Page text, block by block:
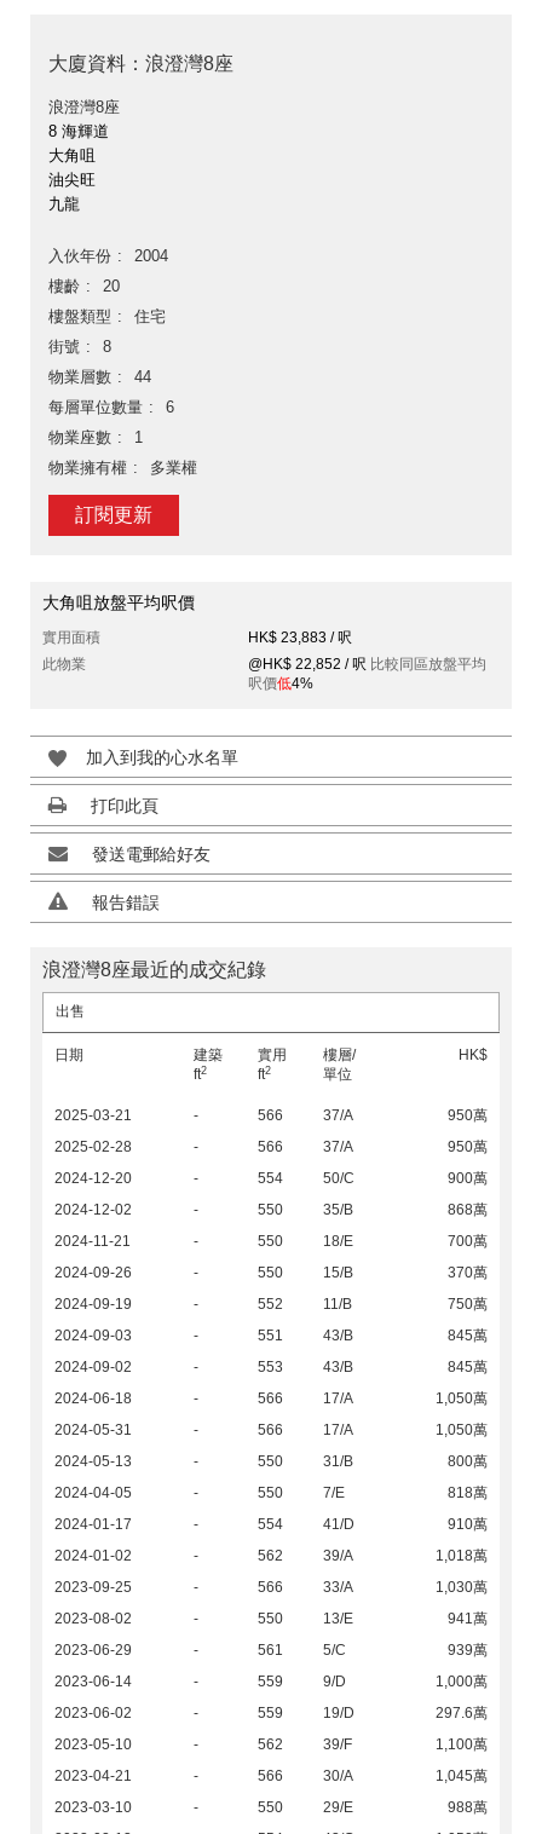
大廈資料：浪澄灣8座
浪澄灣8座
8 海輝道
大角咀
油尖旺
九龍
入伙年份
2004
樓齡
20
樓盤類型
住宅
街號
8
物業層數
44
每層單位數量
6
物業座數
1
物業擁有權
多業權
訂閱更新
大角咀放盤平均呎價
實用面積
HK$ 23,883 / 呎
此物業
@HK$ 22,852 / 呎 比較同區放盤平均
呎價低4%
加入到我的心水名單
打印此頁
發送電郵給好友
報告錯誤
浪澄灣8座最近的成交紀錄
出售
日期
建築
ft2
實用
ft2
樓層/
單位
HK$
2025-03-21 - 566 37/A
950萬
2025-02-28
- 566 37/A
950萬
2024-12-20
- 554 50/C
900萬
2024-12-02
- 550 35/B
868萬
2024-11-21
- 550 18/E
700萬
2024-09-26
- 550 15/B
370萬
2024-09-19
- 552 11/B
750萬
2024-09-03
- 551 43/B
845萬
2024-09-02
- 553 43/B
845萬
2024-06-18
- 566 17/A
1,050萬
2024-05-31
- 566 17/A
1,050萬
2024-05-13
- 550 31/B
800萬
2024-04-05
- 550 7/E
818萬
2024-01-17
- 554 41/D
910萬
2024-01-02
- 562 39/A
1,018萬
2023-09-25
- 566 33/A
1,030萬
2023-08-02
- 550 13/E
941萬
2023-06-29
- 561 5/C
939萬
2023-06-14
- 559 9/D
1,000萬
2023-06-02
- 559 19/D
297.6萬
2023-05-10
- 562 39/F
1,100萬
2023-04-21
- 566 30/A
1,045萬
2023-03-10
- 550 29/E
988萬